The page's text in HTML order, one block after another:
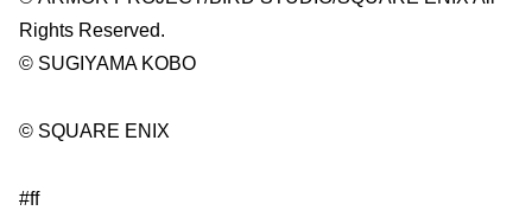
Rights Reserved.
© SUGIYAMA KOBO
© SQUARE ENIX
#ff